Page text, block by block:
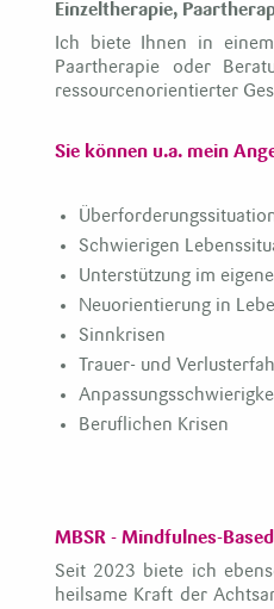
Einzeltherapie,
Ich biete Ihnen in
Paartherapie oder
ressourcenorientierter
Sie können u.a. mein
Schwierigen
Unterstützung im
Neuorientierung in
Sinnkrisen
Trauer- und
Beruflichen Krisen
MBSR - Mindfulnes-
Seit 2023 biete ich
heilsame Kraft der